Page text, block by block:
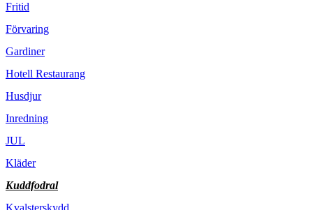
Fritid
Förvaring
Gardiner
Hotell Restaurang
Husdjur
Inredning
JUL
Kläder
Kuddfodral
Kvalsterskydd